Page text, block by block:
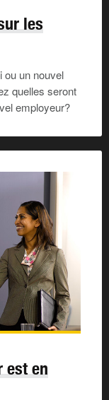
les
ou un nouvel
quelles seront
employeur?
est en